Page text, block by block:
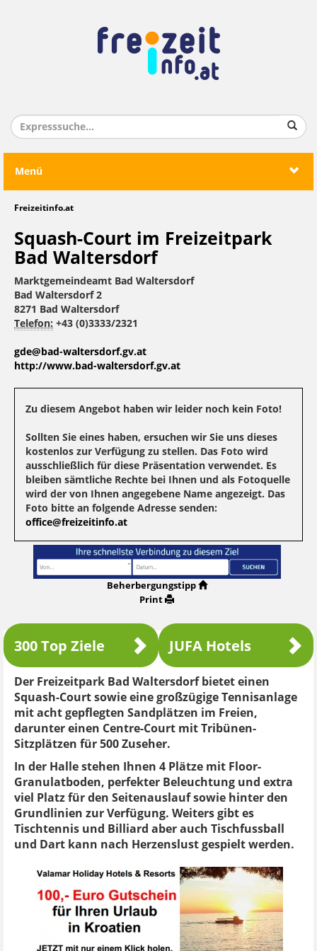
Menü
Freizeitinfo.at
Squash-Court im Freizeitpark
Bad Waltersdorf
Marktgemeindeamt Bad Waltersdorf
Bad Waltersdorf 2
8271 Bad Waltersdorf
Telefon: +43 (0)3333/2321
gde@bad-waltersdorf.gv.at
http://www.bad-waltersdorf.gv.at
Zu diesem Angebot haben wir leider noch kein Foto!
Sollten Sie eines haben, ersuchen wir Sie uns dieses
kostenlos zur Verfügung zu stellen. Das Foto wird
ausschließlich für diese Präsentation verwendet. Es
bleiben sämtliche Rechte bei Ihnen und als Fotoquelle
wird der von Ihnen angegebene Name angezeigt. Das
Foto bitte an folgende Adresse senden:
office@freizeitinfo.at
Beherbergungstipp
Print
300 Top Ziele JUFA Hotels
Der Freizeitpark Bad Waltersdorf bietet einen
Squash-Court sowie eine großzügige Tennisanlage
mit acht gepflegten Sandplätzen im Freien,
darunter einen Centre-Court mit Tribünen-
Sitzplätzen für 500 Zuseher.
In der Halle stehen Ihnen 4 Plätze mit Floor-
Granulatboden, perfekter Beleuchtung und extra
viel Platz für den Seitenauslauf sowie hinter den
Grundlinien zur Verfügung. Weiters gibt es
Tischtennis und Billiard aber auch Tischfussball
und Dart kann nach Herzenslust gespielt werden.